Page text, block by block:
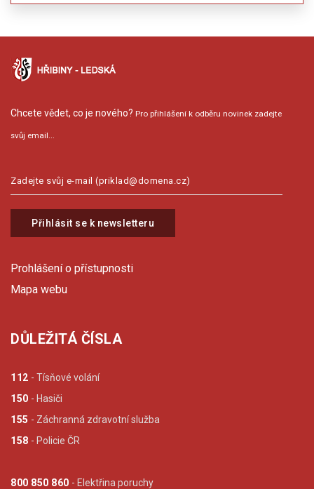
Chcete vědet, co je nového? Pro přihlášení k odběru novinek zadejte
svůj email...
Přihlásit se k newsletteru
Prohlášení o přístupnosti
Mapa webu
DŮLEŽITÁ ČÍSLA
112 - Tísňové volání
150 - Hasiči
155 - Záchranná zdravotní služba
158 - Policie ČR
800 850 860 - Elektřina poruchy